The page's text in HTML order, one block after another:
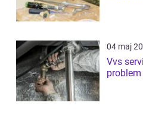
04 maj
Vvs